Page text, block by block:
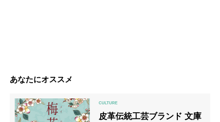
あなたにオススメ
皮革伝統工芸ブランド 文庫